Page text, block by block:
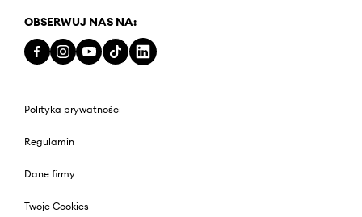
OBSERWUJ NAS NA:
Polityka prywatności
Regulamin
Dane firmy
Twoje Cookies